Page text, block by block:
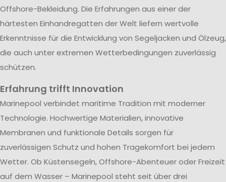
Offshore-Bekleidung. Die Erfahrungen aus einer der
härtesten Einhandregatten der Welt liefern wertvolle
Erkenntnisse für die Entwicklung von Segeljacken und Ölzeug,
die auch unter extremen Wetterbedingungen zuverlässig
schützen.
Erfahrung trifft Innovation
Marinepool verbindet maritime Tradition mit moderner
Technologie. Hochwertige Materialien, innovative
Membranen und funktionale Details sorgen für
zuverlässigen Schutz und hohen Tragekomfort bei jedem
Wetter. Ob Küstensegeln, Offshore-Abenteuer oder Freizeit
auf dem Wasser – Marinepool steht seit über drei